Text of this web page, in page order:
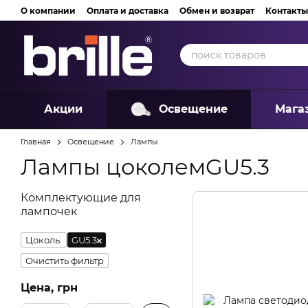
Перейти к основному контенту
О компании Оплата и доставка Обмен и возврат Контакты
Акции Освещение
Главная Освещение Лампы
Лампы цоколемGU5.3
Комплектующие для
лампочек
Цоколь:
GU5.3
Очистить фильтр
Цена, грн